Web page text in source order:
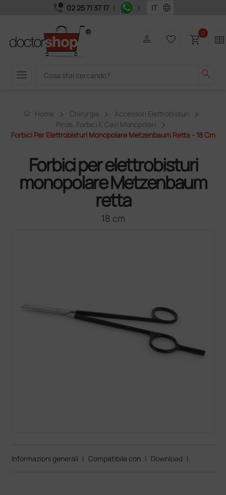
call_quality 02 25 71 37 17 | | language
menu search
person favorite_border shopping_cart0 two_pager
home Home Chirurgia
Accessori Elettrobisturi
Pinze, Forbici E Cavi Monopolari
Forbici Per Elettrobisturi Monopolare Metzenbaum Retta - 18 Cm
Forbici per elettrobisturi
monopolare Metzenbaum
retta
18 cm
Informazioni generali | Compatibile con | Download |